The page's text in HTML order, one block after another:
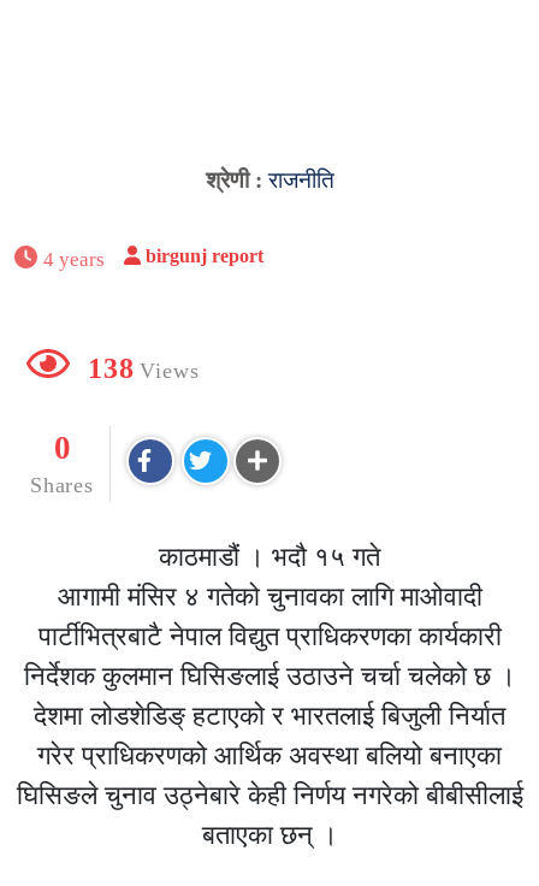
श्रेणी :राजनीति
4 years birgunj report
138 Views
0
Shares
काठमाडौं । भदौ १५ गते
आगामी मंसिर ४ गतेको चुनावका लागि माओवादी
पार्टीभित्रबाटै नेपाल विद्युत प्राधिकरणका कार्यकारी
निर्देशक कुलमान घिसिङलाई उठाउने चर्चा चलेको छ ।
देशमा लोडशेडिङ् हटाएको र भारतलाई बिजुली निर्यात
गरेर प्राधिकरणको आर्थिक अवस्था बलियो बनाएका
घिसिङले चुनाव उठ्नेबारे केही निर्णय नगरेको बीबीसीलाई
बताएका छन् ।